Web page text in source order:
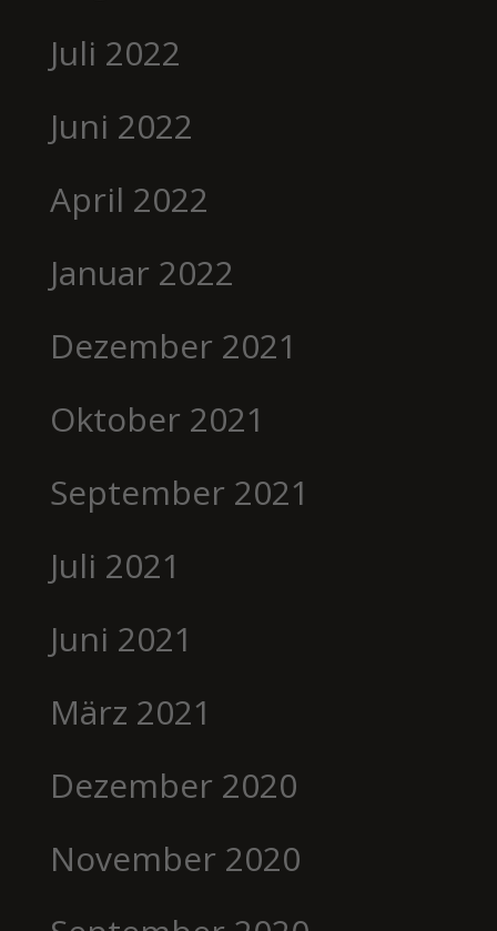
Juli 2022
Juni 2022
April 2022
Januar 2022
Dezember 2021
Oktober 2021
September 2021
Juli 2021
Juni 2021
März 2021
Dezember 2020
November 2020